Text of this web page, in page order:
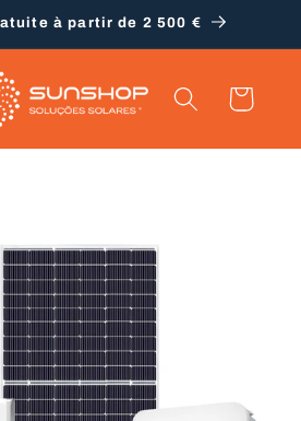
à partir de 2 500 €
Panier